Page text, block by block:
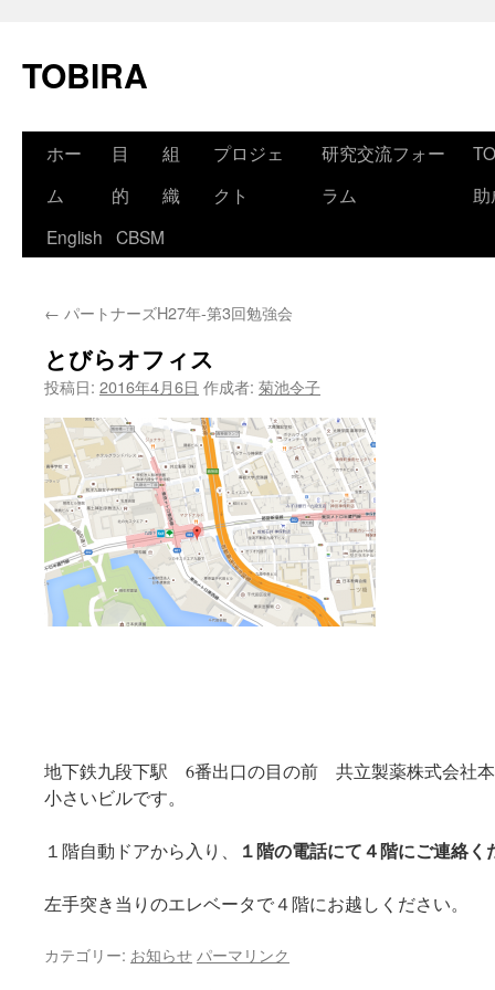
テ
ン
へ
TOBIRA
ホー
ム
目
的
組
織
プロジェ
クト
研究交流フォー
ラム
English CBSM
← パートナーズH27年-第3回勉強会
とびらオフィス
投稿日: 2016年4月6日 作成者: 菊池令子
地下鉄九段下駅 6番出口の目の前 共立製薬株式会社
小さいビルです。
１階自動ドアから入り、 １階の電話にて４階にご連絡く
左手突き当りのエレベータで４階にお越しください。
カテゴリー: お知らせ パーマリンク